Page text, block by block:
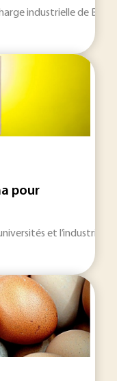
industrielle de
pour
et l’industrie